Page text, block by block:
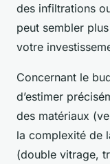
des infiltrations
peut sembler
votre
Concernant le
d’estimer
des matériaux
la complexité de
(double vitrage,